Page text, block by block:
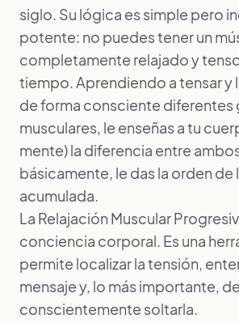
siglo. Su lógica es simple pero
potente: no puedes tener un
completamente relajado y
tiempo. Aprendiendo a tensar y
de forma consciente diferentes
musculares, le enseñas a tu
mente) la diferencia entre
básicamente, le das la orden de
acumulada.
La Relajación Muscular
conciencia corporal. Es una
permite localizar la tensión,
mensaje y, lo más importante,
conscientemente soltarla.